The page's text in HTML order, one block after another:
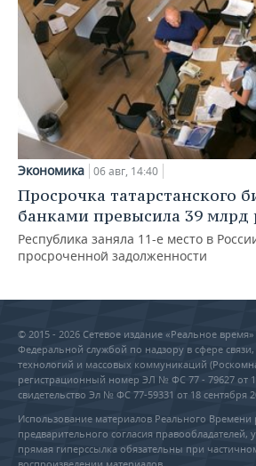
Экономика 06 авг, 14:40
Просрочка татарстанского
банками превысила 39 млрд
Республика заняла 11-е место в
просроченной задолженности
© 2015 - 2026 Сетевое издание «Реальное
Федеральной службой по надзору в сфере
технологий и массовых коммуникаций
регистрационный номер ЭЛ № ФС 77 - 79627 от
свидетельство Эл № ФС 77-59331 от 18 сентября
Использование материалов Реального Времени
предварительного согласия правообладателей,
прямая гиперссылка обязательны при